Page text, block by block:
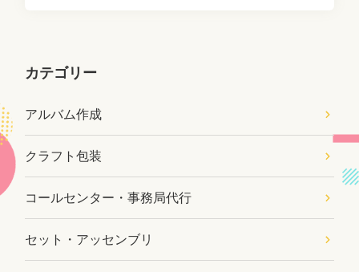
カテゴリー
アルバム作成
クラフト包装
コールセンター・事務局代行
セット・アッセンブリ